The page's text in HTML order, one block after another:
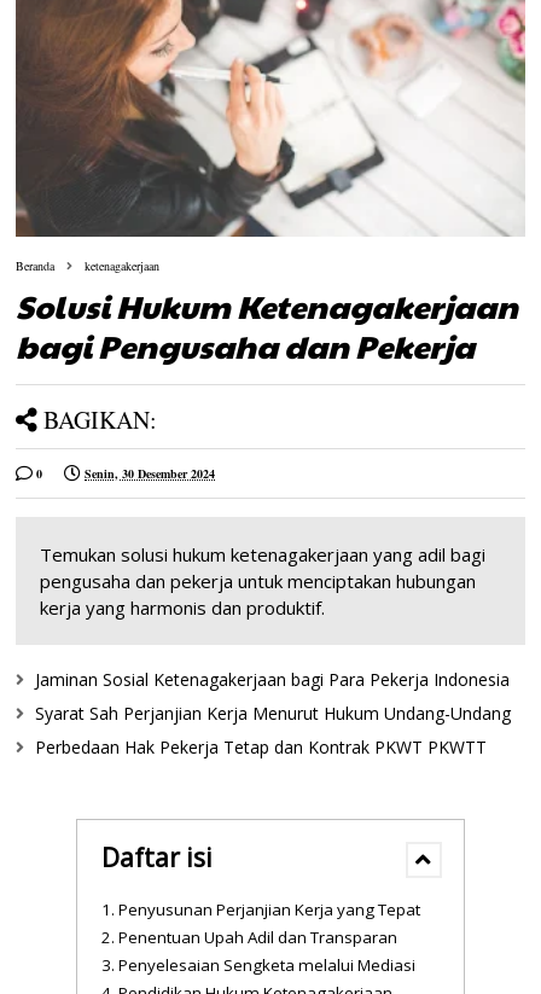
Beranda ketenagakerjaan
Solusi Hukum Ketenagakerjaan
bagi Pengusaha dan Pekerja
BAGIKAN:
0 Senin, 30 Desember 2024
Temukan solusi hukum ketenagakerjaan yang adil bagi
pengusaha dan pekerja untuk menciptakan hubungan
kerja yang harmonis dan produktif.
Jaminan Sosial Ketenagakerjaan bagi Para Pekerja Indonesia
Syarat Sah Perjanjian Kerja Menurut Hukum Undang-Undang
Perbedaan Hak Pekerja Tetap dan Kontrak PKWT PKWTT
Daftar isi
Penyusunan Perjanjian Kerja yang Tepat
Penentuan Upah Adil dan Transparan
Penyelesaian Sengketa melalui Mediasi